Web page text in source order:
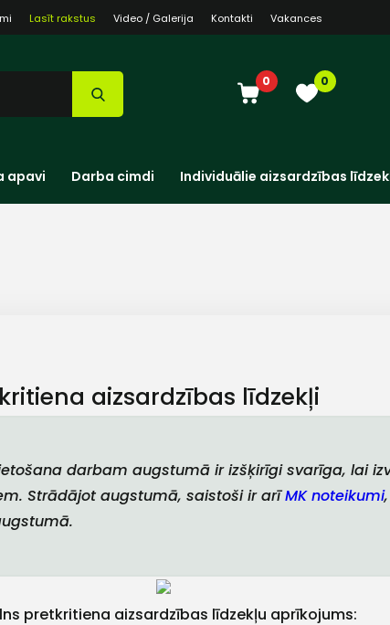
Lasīt rakstus Video / Galerija Kontakti Vakances
0 0
apavi Darba cimdi Individuālie aizsardzības
aizsardzības līdzekļi
darbam augstumā ir izšķirīgi svarīga, lai
Strādājot augstumā, saistoši ir arīMK noteikumi
pretkritiena aizsardzības līdzekļu aprīkojums: